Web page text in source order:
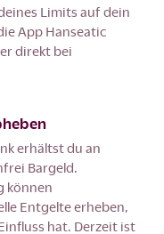
Limits auf dein
App Hanseatic
direkt bei
erhältst du an
Bargeld.
können
Entgelte erheben,
hat. Derzeit ist